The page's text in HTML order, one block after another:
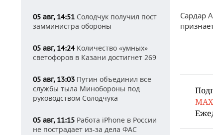
05 авг, 14:51 Солодчук получил пост
замминистра обороны
05 авг, 14:24Количество «умных»
светофоров в Казани достигнет 269
05 авг, 13:03 Путин объединил все
службы тыла Минобороны под
руководством Солодчука
05 авг, 11:15 Работа iPhone в России
не пострадает из-за дела ФАС
Сардар
MAX